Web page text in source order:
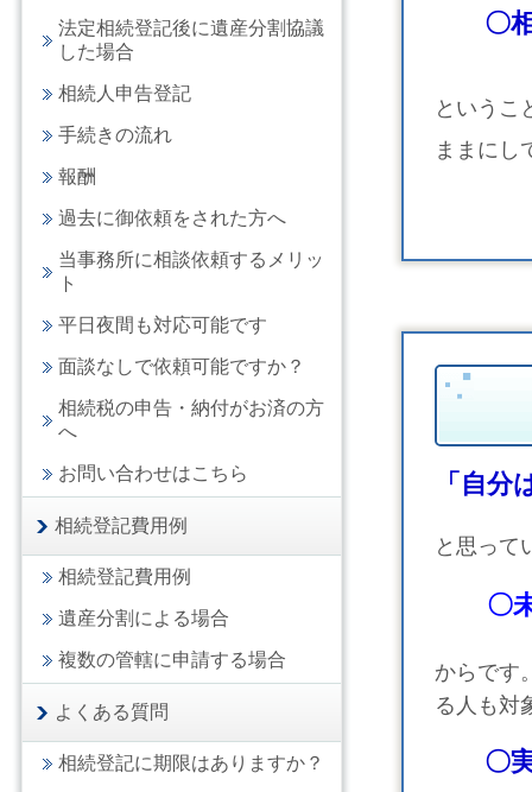
〇
というこ
ままにし
「自
と思って
〇
からです
る人も対
〇
法定相続登記後に遺産分割協議
した場合
相続人申告登記
手続きの流れ
報酬
過去に御依頼をされた方へ
当事務所に相談依頼するメリッ
ト
平日夜間も対応可能です
面談なしで依頼可能ですか？
相続税の申告・納付がお済の方
へ
お問い合わせはこちら
相続登記費用例
相続登記費用例
遺産分割による場合
複数の管轄に申請する場合
よくある質問
相続登記に期限はありますか？